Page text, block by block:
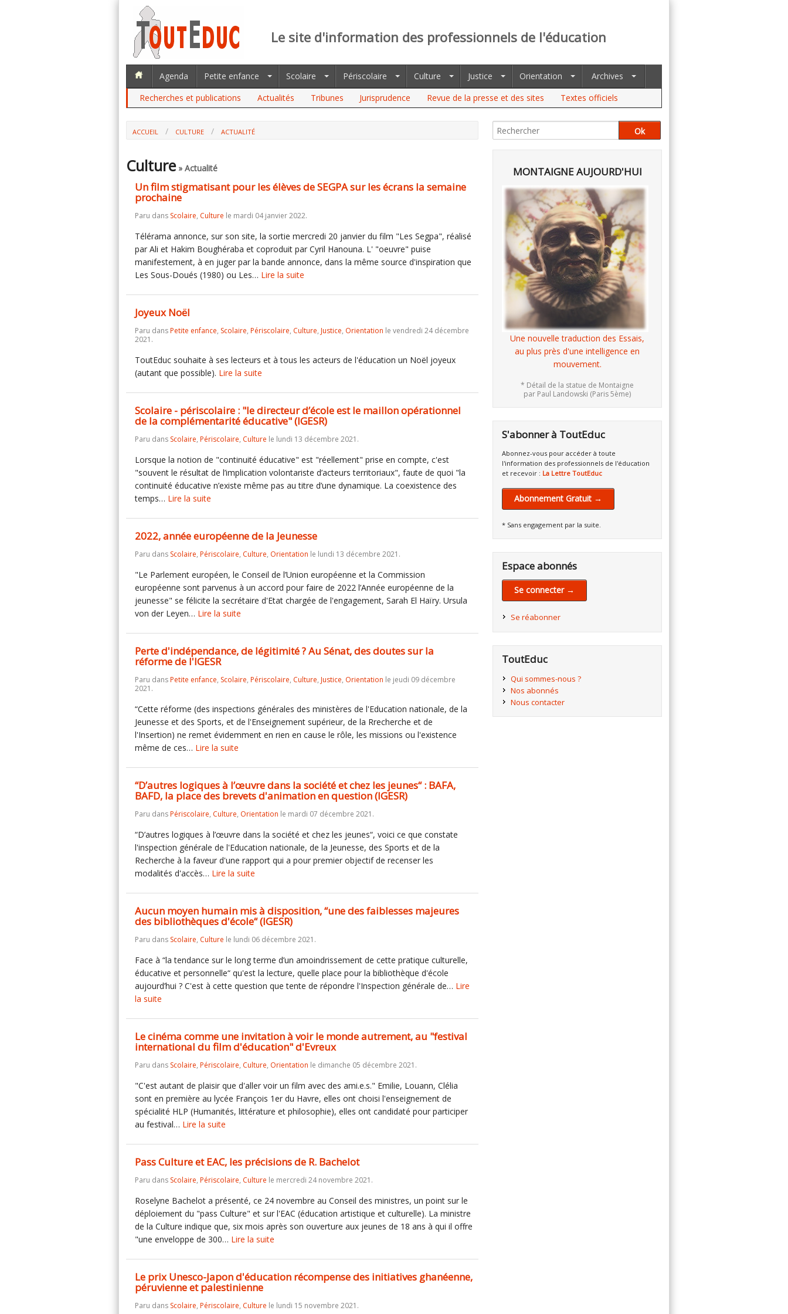
Le site d'information des professionnels de l'éducation
Agenda Petite enfance Scolaire Périscolaire Culture Justice Orientation
Archives
Recherches et publications
Actualités Tribunes Jurisprudence Revue de la presse et des sites Textes officiels
ACCUEIL CULTURE ACTUALITÉ
Culture» Actualité
Un film stigmatisant pour les élèves de SEGPA sur les écrans la semaine
prochaine
Paru dans Scolaire, Culture le mardi 04 janvier 2022.
Télérama annonce, sur son site, la sortie mercredi 20 janvier du film "Les Segpa", réalisé
par Ali et Hakim Boughéraba et coproduit par Cyril Hanouna. L' "oeuvre" puise
manifestement, à en juger par la bande annonce, dans la même source d'inspiration que
Les Sous-Doués (1980) ou Les… Lire la suite
Joyeux Noël
Paru dansPetite enfance, Scolaire, Périscolaire, Culture, Justice, Orientation le vendredi 24 décembre
2021.
ToutEduc souhaite à ses lecteurs et à tous les acteurs de l'éducation un Noël joyeux
(autant que possible). Lire la suite
Scolaire - périscolaire : "le directeur d’école est le maillon opérationnel
de la complémentarité éducative" (IGESR)
Paru dans Scolaire, Périscolaire, Culture le lundi 13 décembre 2021.
Lorsque la notion de "continuité éducative" est "réellement" prise en compte, c'est
"souvent le résultat de l’implication volontariste d’acteurs territoriaux", faute de quoi "la
continuité éducative n’existe même pas au titre d’une dynamique. La coexistence des
temps… Lire la suite
2022, année européenne de la Jeunesse
Paru dans Scolaire, Périscolaire, Culture, Orientation le lundi 13 décembre 2021.
"Le Parlement européen, le Conseil de l’Union européenne et la Commission
européenne sont parvenus à un accord pour faire de 2022 l’Année européenne de la
jeunesse" se félicite la secrétaire d'Etat chargée de l'engagement, Sarah El Haïry. Ursula
von der Leyen… Lire la suite
Perte d'indépendance, de légitimité ? Au Sénat, des doutes sur la
réforme de l'IGESR
Paru dansPetite enfance, Scolaire, Périscolaire, Culture, Justice, Orientation le jeudi 09 décembre
2021.
“Cette réforme (des inspections générales des ministères de l'Education nationale, de la
Jeunesse et des Sports, et de l'Enseignement supérieur, de la Rrecherche et de
l'Insertion) ne remet évidemment en rien en cause le rôle, les missions ou l'existence
même de ces… Lire la suite
“D’autres logiques à l’œuvre dans la société et chez les jeunes“ : BAFA,
BAFD, la place des brevets d'animation en question (IGESR)
Paru dansPériscolaire, Culture, Orientation le mardi 07 décembre 2021.
“D’autres logiques à l’œuvre dans la société et chez les jeunes“, voici ce que constate
l'inspection générale de l'Education nationale, de la Jeunesse, des Sports et de la
Recherche à la faveur d'une rapport qui a pour premier objectif de recenser les
modalités d'accès… Lire la suite
Aucun moyen humain mis à disposition, “une des faiblesses majeures
des bibliothèques d'école“ (IGESR)
Paru dans Scolaire, Culture le lundi 06 décembre 2021.
Face à “la tendance sur le long terme d’un amoindrissement de cette pratique culturelle,
éducative et personnelle“ qu'est la lecture, quelle place pour la bibliothèque d'école
aujourd’hui ? C'est à cette question que tente de répondre l'Inspection générale de… Lire
la suite
Le cinéma comme une invitation à voir le monde autrement, au "festival
international du film d'éducation" d'Evreux
Paru dans Scolaire, Périscolaire, Culture, Orientation le dimanche 05 décembre 2021.
"C'est autant de plaisir que d'aller voir un film avec des ami.e.s." Emilie, Louann, Clélia
sont en première au lycée François 1er du Havre, elles ont choisi l'enseignement de
spécialité HLP (Humanités, littérature et philosophie), elles ont candidaté pour participer
au festival… Lire la suite
Pass Culture et EAC, les précisions de R. Bachelot
Paru dans Scolaire, Périscolaire, Culture le mercredi 24 novembre 2021.
Roselyne Bachelot a présenté, ce 24 novembre au Conseil des ministres, un point sur le
déploiement du "pass Culture" et sur l'EAC (éducation artistique et culturelle). La ministre
de la Culture indique que, six mois après son ouverture aux jeunes de 18 ans à qui il offre
"une enveloppe de 300… Lire la suite
Le prix Unesco-Japon d'éducation récompense des initiatives ghanéenne,
péruvienne et palestinienne
Paru dans Scolaire, Périscolaire, Culture le lundi 15 novembre 2021.
MONTAIGNE AUJOURD'HUI
Une nouvelle traduction des Essais,
au plus près d'une intelligence en
mouvement.
* Détail de la statue de Montaigne
par Paul Landowski (Paris 5ème)
S'abonner à ToutEduc
Abonnez-vous pour accéder à toute
l'information des professionnels de l'éducation
et recevoir : La Lettre ToutEduc
Abonnement Gratuit →
* Sans engagement par la suite.
Espace abonnés
Se connecter →
Se réabonner
ToutEduc
Qui sommes-nous ?
Nos abonnés
Nous contacter